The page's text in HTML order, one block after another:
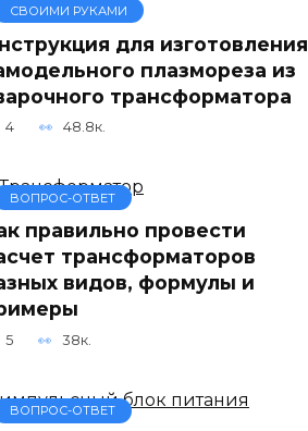
СВОИМИ РУКАМИ
для изготовления
плазмореза из
трансформатора
4 48.8к.
ВОПРОС-ОТВЕТ
правильно провести
трансформаторов
видов, формулы и
5 38к.
ВОПРОС-ОТВЕТ